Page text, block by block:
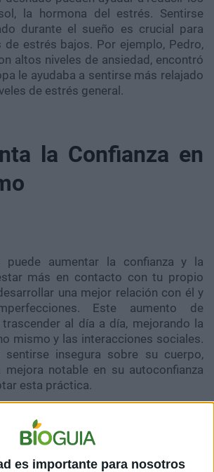
es importante para nosotros
la hormona del estrés. Sentirse
durante el sueño es crucial para
de estrés bajos. Por ejemplo, Pedro,
altos niveles de ansiedad, encontró
le ayudaba a sentirse más relajado
de estrés general.
la Confianza en
puede aumentar la confianza y la
más en contacto con tu propio
una mejor relación con él y
Este aumento de
al día a día, mejorando la
mismo y las interacciones sociales.
sentirse insegura sobre su cuerpo,
mejora notable en su autoconfianza
esta práctica.
la Salud